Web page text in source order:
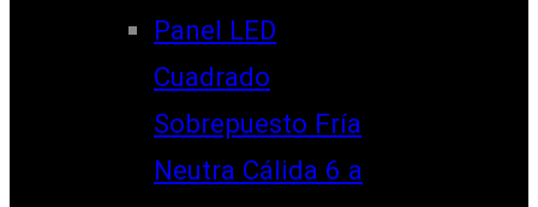
Panel LED
Cuadrado
Sobrepuesto Fría
Neutra Cálida 6 a